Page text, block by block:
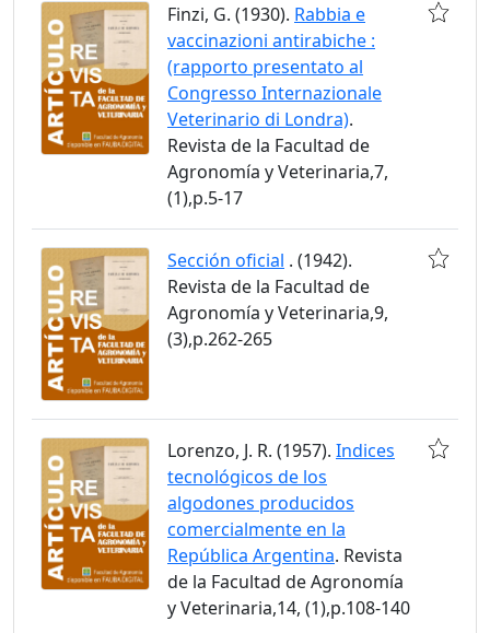
Finzi, G. (1930). Rabbia e
vaccinazioni antirabiche :
(rapporto presentato al
Congresso Internazionale
Veterinario di Londra).
Revista de la Facultad de
Agronomía y Veterinaria,7,
(1),p.5-17
Sección oficial . (1942).
Revista de la Facultad de
Agronomía y Veterinaria,9,
(3),p.262-265
Lorenzo, J. R. (1957). Indices
tecnológicos de los
algodones producidos
comercialmente en la
República Argentina. Revista
de la Facultad de Agronomía
y Veterinaria,14, (1),p.108-140